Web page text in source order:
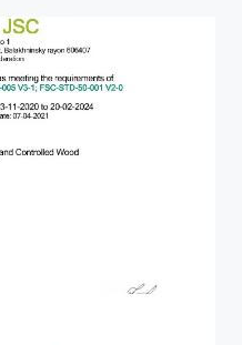
подходит к
нового сертификата